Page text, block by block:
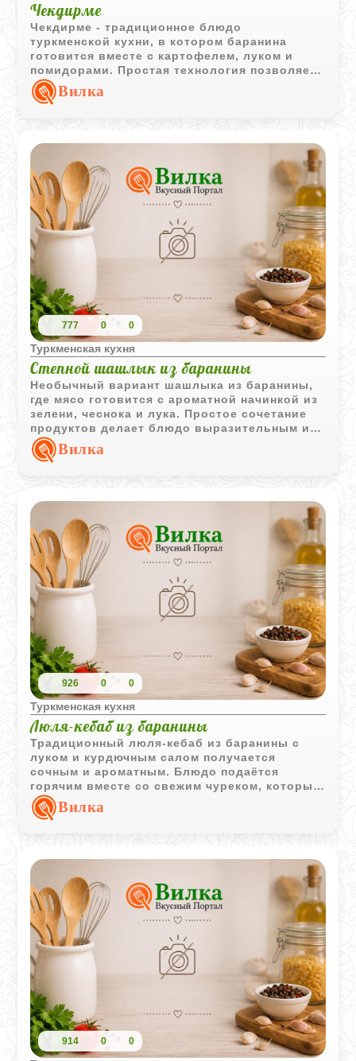
Чекдирме
Чекдирме - традиционное блюдо
туркменской кухни, в котором баранина
готовится вместе с картофелем, луком и
помидорами. Простая технология позволяет
получить насыщенное и ароматное горячее
блюдо.Вилка
777 0 0
Туркменская кухня
Степной шашлык из баранины
Необычный вариант шашлыка из баранины,
где мясо готовится с ароматной начинкой из
зелени, чеснока и лука. Простое сочетание
продуктов делает блюдо выразительным и
насыщенным по вкусу.
Вилка
926 0 0
Туркменская кухня
Люля-кебаб из баранины
Традиционный люля-кебаб из баранины с
луком и курдючным салом получается
сочным и ароматным. Блюдо подаётся
горячим вместе со свежим чуреком, который
отлично дополняет насыщенный вкус мяса.
Вилка
914 0 0